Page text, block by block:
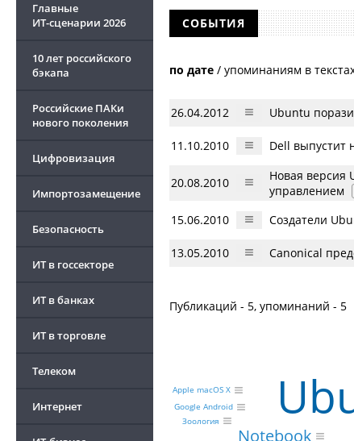
Главные
ИТ-сценарии 2026
10 лет российского
бэкапа
Российские ПАКи
нового поколения
Цифровизация
Импортозамещение
Безопасность
ИТ в госсекторе
ИТ в банках
ИТ в торговле
Телеком
Интернет
СОБЫТИЯ
по дате / упоминаниям в
26.04.2012 Ubuntu
11.10.2010 Dell выпустит
20.08.2010
Новая версия
управлением
15.06.2010 Создатели
13.05.2010 Canonical
Публикаций - 5, упоминаний - 5
Notebook
Apple macOS X
Google Android
Зоология